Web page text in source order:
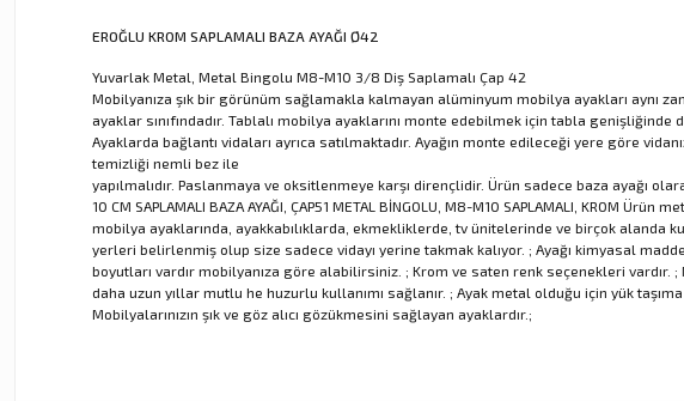
EROĞLU KROM SAPLAMALI BAZA AYAĞI Ø42
Yuvarlak Metal, Metal Bingolu M8-M10 3/8 Diş Saplamalı Çap 42
Mobilyanıza şık bir görünüm sağlamakla kalmayan alüminyum mobilya ayakları aynı
ayaklar sınıfındadır. Tablalı mobilya ayaklarını monte edebilmek için tabla
Ayaklarda bağlantı vidaları ayrıca satılmaktadır. Ayağın monte edileceği yere göre
temizliği nemli bez ile
yapılmalıdır. Paslanmaya ve oksitlenmeye karşı dirençlidir. Ürün sadece baza ayağı
10 CM SAPLAMALI BAZA AYAĞI, ÇAP51 METAL BİNGOLU, M8-M10 SAPLAMALI, KROM
mobilya ayaklarında, ayakkabılıklarda, ekmekliklerde, tv ünitelerinde ve birçok alanda
yerleri belirlenmiş olup size sadece vidayı yerine takmak kalıyor. ; Ayağı kimyasal
boyutları vardır mobilyanıza göre alabilirsiniz. ; Krom ve saten renk seçenekleri vardır.
daha uzun yıllar mutlu he huzurlu kullanımı sağlanır. ; Ayak metal olduğu için yük
Mobilyalarınızın şık ve göz alıcı gözükmesini sağlayan ayaklardır.;